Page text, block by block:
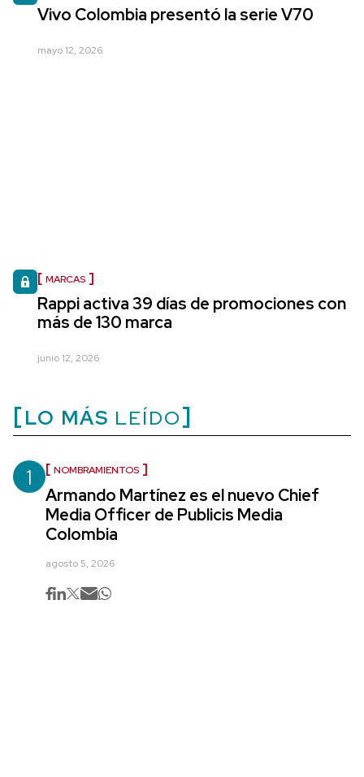
Vivo Colombia presentó la serie V70
mayo 12, 2026
MARCAS
Rappi activa 39 días de promociones con
más de 130 marca
junio 12, 2026
LO MÁS LEÍDO
1 NOMBRAMIENTOS
Armando Martínez es el nuevo Chief
Media Officer de Publicis Media
Colombia
agosto 5, 2026